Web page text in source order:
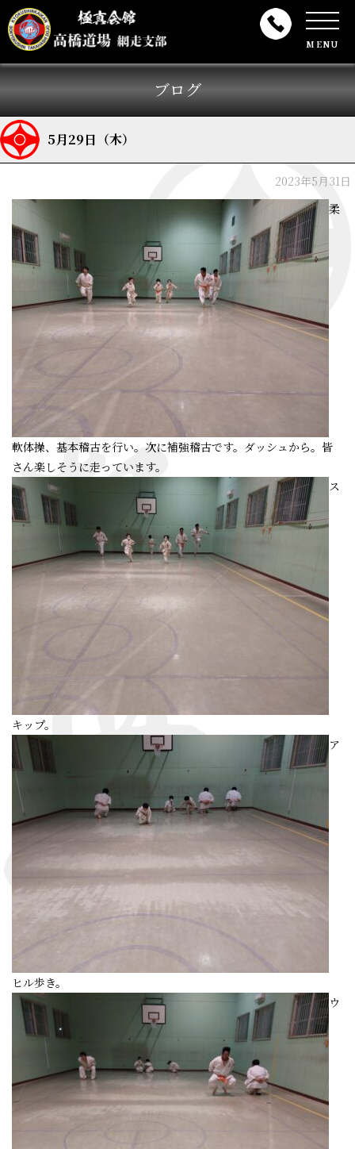
MENU
ブログ
5月29日（木）
2023年5月31日
柔
軟体操、基本稽古を行い。次に補強稽古です。ダッシュから。皆
さん楽しそうに走っています。
ス
キップ。
ア
ヒル歩き。
ウ